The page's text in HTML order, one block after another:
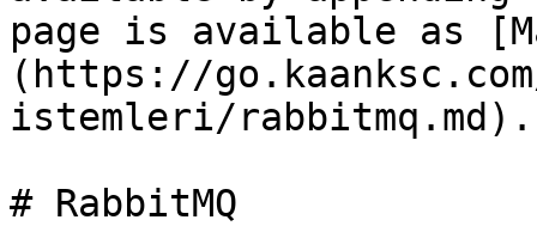
page is available as
(https://
istemleri/rabbitmq.md).
# RabbitMQ